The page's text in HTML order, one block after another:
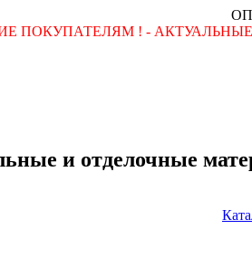
ПОКУПАТЕЛЯМ ! -
и отделочные